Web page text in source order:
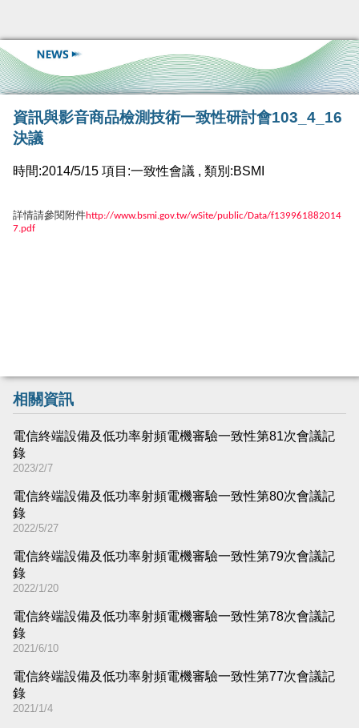
資訊與影音商品檢測技術一致性研討會103_4_16
決議
時間:2014/5/15 項目:一致性會議 , 類別:BSMI
詳情請參閱附件http://www.bsmi.gov.tw/wSite/public/Data/f139961882014
7.pdf
相關資訊
電信終端設備及低功率射頻電機審驗一致性第81次會議記
錄
2023/2/7
電信終端設備及低功率射頻電機審驗一致性第80次會議記
錄
2022/5/27
電信終端設備及低功率射頻電機審驗一致性第79次會議記
錄
2022/1/20
電信終端設備及低功率射頻電機審驗一致性第78次會議記
錄
2021/6/10
電信終端設備及低功率射頻電機審驗一致性第77次會議記
錄
2021/1/4